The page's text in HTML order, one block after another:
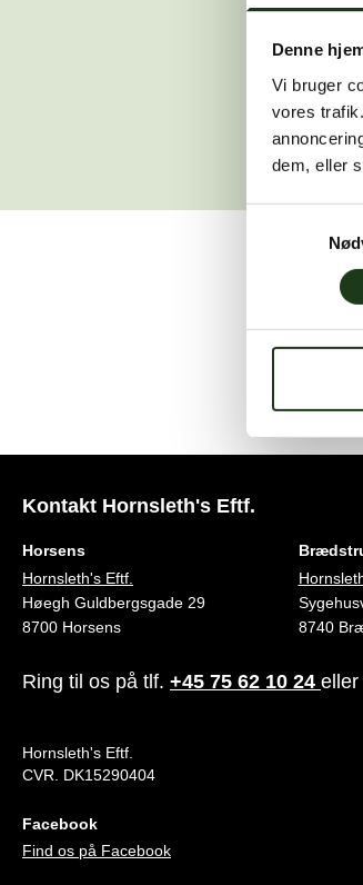
Denne
Vi bruger
vores
dem, eller
Samtykkevalg
Vi er
Kontakt Hornsleth's Eftf.
Horsens
Hornsleth's Eftf.
Høegh Guldbergsgade 29
8700 Horsens
8740
Ring til os på tlf. +45 75 62 10 24 eller
Hornsleth's Eftf.
CVR. DK15290404
Facebook
Find os på Facebook